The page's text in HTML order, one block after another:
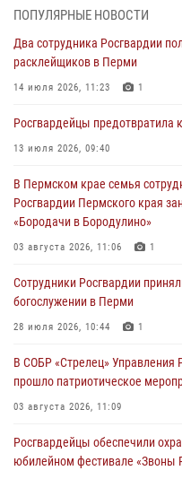
юных спортсменов
03 августа 2026, 10:59
30 июля 2026, 05:19
богослужении в Перми
28 июля 2026, 10:44
Росгвардейцы оказали
28 июля 2026, 06:15
ПОПУЛЯРНЫЕ НОВОСТИ
Два сотрудника Росгвардии
расклейщиков в Перми
14 июля 2026, 11:23 1
Росгвардейцы
13 июля 2026, 09:40
В Пермском крае семья
Росгвардии Пермского края
«Бородачи в Бородулино»
03 августа 2026, 11:06 1
Сотрудники Росгвардии
богослужении в Перми
28 июля 2026, 10:44 1
В СОБР «Стрелец»
прошло патриотическое
03 августа 2026, 11:09
Росгвардейцы обеспечили
юбилейном фестивале «Звоны